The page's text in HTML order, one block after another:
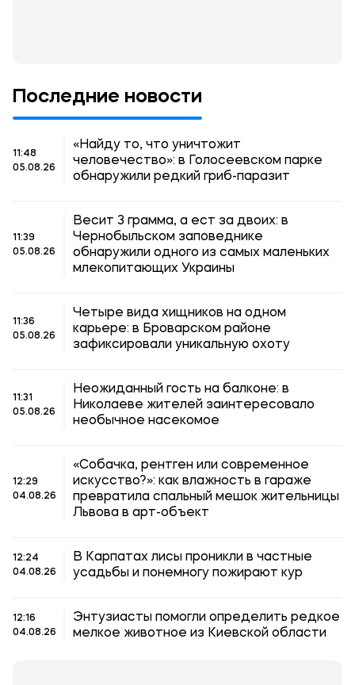
Последние новости
11:48
05.08.26
«Найду то, что уничтожит
человечество»: в Голосеевском парке
обнаружили редкий гриб-паразит
11:39
05.08.26
Весит 3 грамма, а ест за двоих: в
Чернобыльском заповеднике
обнаружили одного из самых маленьких
млекопитающих Украины
11:36
05.08.26
Четыре вида хищников на одном
карьере: в Броварском районе
зафиксировали уникальную охоту
11:31
05.08.26
Неожиданный гость на балконе: в
Николаеве жителей заинтересовало
необычное насекомое
12:29
04.08.26
«Собачка, рентген или современное
искусство?»: как влажность в гараже
превратила спальный мешок жительницы
Львова в арт-объект
12:24
04.08.26
В Карпатах лисы проникли в частные
усадьбы и понемногу пожирают кур
12:16
04.08.26
Энтузиасты помогли определить редкое
мелкое животное из Киевской области